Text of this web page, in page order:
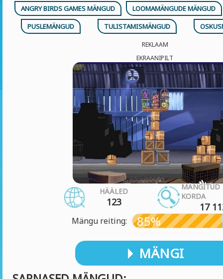
ANGRY BIRDS GAMES MÄNGUD
LOOMAMÄNGUDE MÄNGUD
PUSLEMÄNGUD
TULISTAMISMÄNGUD
REKLAAM
EKRAANIPILT
HÄÄLED
123
MÄNGITUD
KORDA
17
Mängu reiting: 85%
MÄNGI